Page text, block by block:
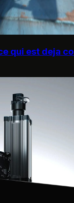
qui est deja